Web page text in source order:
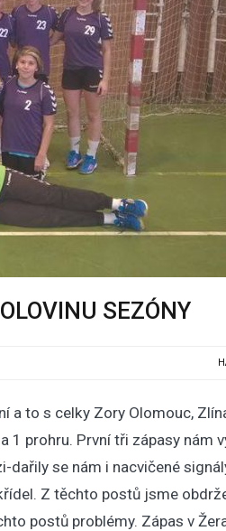
SEZÓNY
to s celky Zory Olomouc,
1 prohru. První tři zápasy nám
dařily se nám i nacvičené
Z těchto postů jsme
postů problémy. Zápas v